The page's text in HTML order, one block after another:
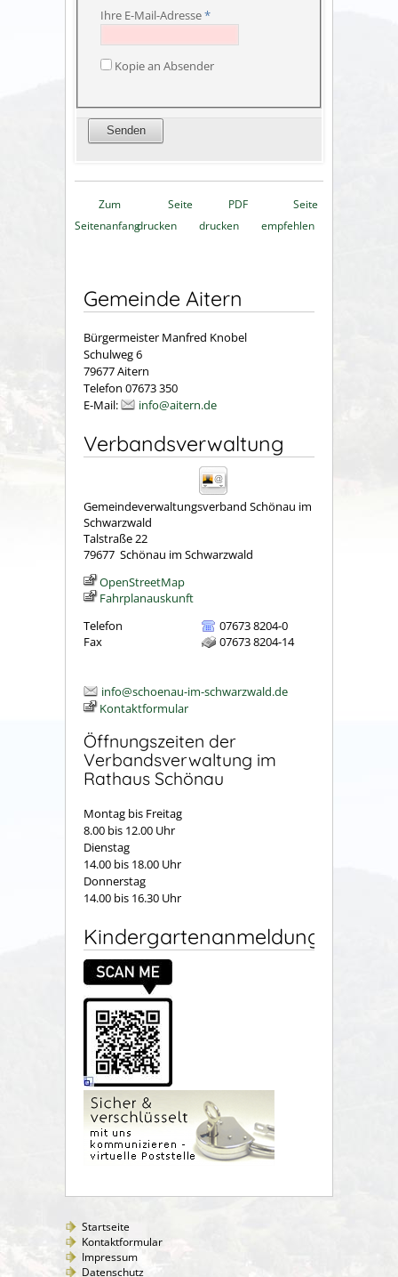
Ihre E-Mail-Adresse*
Kopie an Absender
Zum
Seitenanfang
Seite
drucken
PDF
drucken
Seite
empfehlen
Gemeinde Aitern
Bürgermeister Manfred Knobel
Schulweg 6
79677 Aitern
Telefon 07673 350
E-Mail:
info@aitern.de
Verbandsverwaltung
Gemeindeverwaltungsverband Schönau im
Schwarzwald
Talstraße 22
79677 Schönau im Schwarzwald
OpenStreetMap
Fahrplanauskunft
Telefon
07673 8204-0
Fax
07673 8204-14
info@schoenau-im-schwarzwald.de
Kontaktformular
Öffnungszeiten der
Verbandsverwaltung im
Rathaus Schönau
Montag bis Freitag
8.00 bis 12.00 Uhr
Dienstag
14.00 bis 18.00 Uhr
Donnerstag
14.00 bis 16.30 Uhr
Kindergartenanmeldung
Startseite
Kontaktformular
Impressum
Datenschutz